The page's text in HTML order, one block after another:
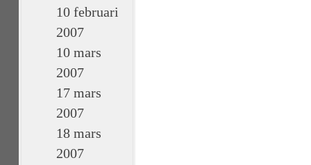
10 februari
2007
10 mars
2007
17 mars
2007
18 mars
2007